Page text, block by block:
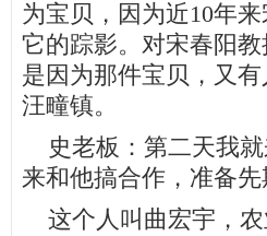
为宝贝，因为近10年
它的踪影。对宋春阳
是因为那件宝贝，又
汪疃镇。
史老板：第二天我就
来和他搞合作，准备先
这个人叫曲宏宇，农